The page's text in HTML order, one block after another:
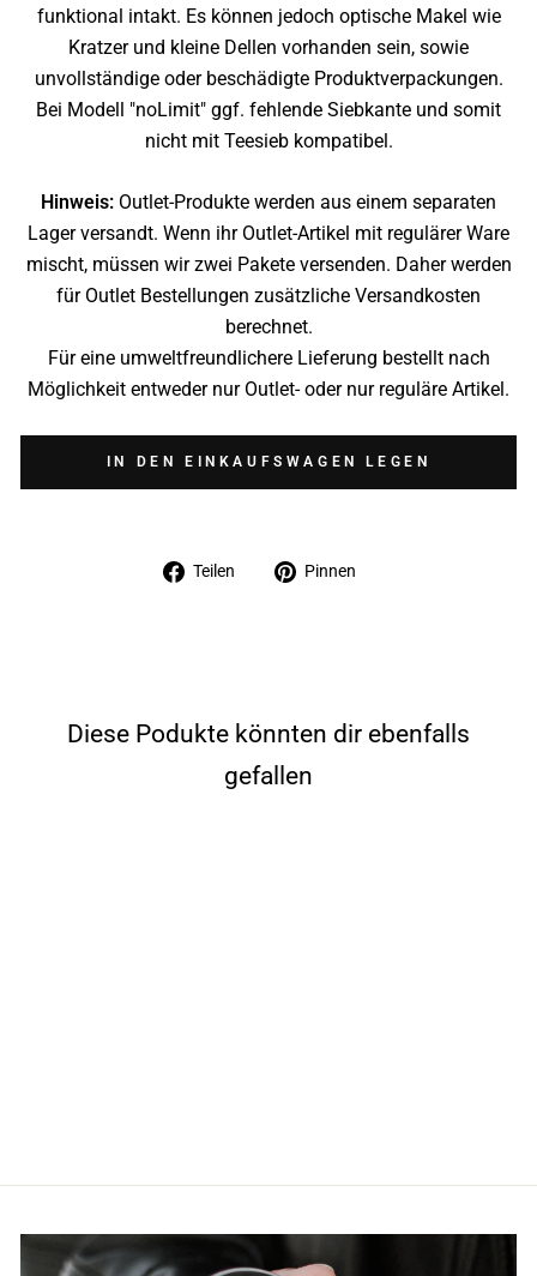
funktional intakt. Es können jedoch optische Makel wie
Kratzer und kleine Dellen vorhanden sein, sowie
unvollständige oder beschädigte Produktverpackungen.
Bei Modell "noLimit" ggf. fehlende Siebkante und somit
nicht mit Teesieb kompatibel.
Hinweis: Outlet-Produkte werden aus einem separaten
Lager versandt. Wenn ihr Outlet-Artikel mit regulärer Ware
mischt, müssen wir zwei Pakete versenden. Daher werden
für Outlet Bestellungen zusätzliche Versandkosten
berechnet.
Für eine umweltfreundlichere Lieferung bestellt nach
Möglichkeit entweder nur Outlet- oder nur reguläre Artikel.
IN DEN EINKAUFSWAGEN LEGEN
Teilen
Auf
Pinnen
Diese Podukte könnten dir ebenfalls
gefallen